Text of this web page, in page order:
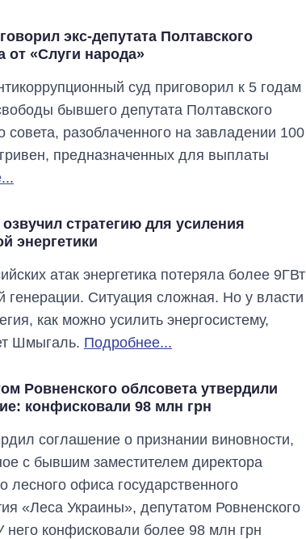
экс-депутата Полтавского
от «Слуги народа»
суд приговорил к 5 годам
бывшего депутата Полтавского
совета, разоблаченного на завладении 100
предназначенных для выплаты
стратегию для усиления
энергетики
атак энергетика потеряла более 9ГВт
генерации. Ситуация сложная. Но у власти
как можно усилить энергосистему,
Шмыгаль. Подробнее...
Ровненского облсовета утвердили
конфисковали 98 млн грн
соглашение о признании виновности,
с бывшим заместителем директора
лесного офиса государственного
«Леса Украины», депутатом Ровненского
конфисковали более 98 млн грн